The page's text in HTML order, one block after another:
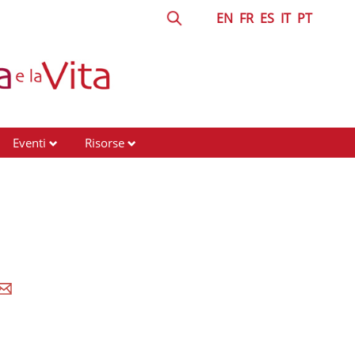
EN FR ES IT PT
Eventi Risorse